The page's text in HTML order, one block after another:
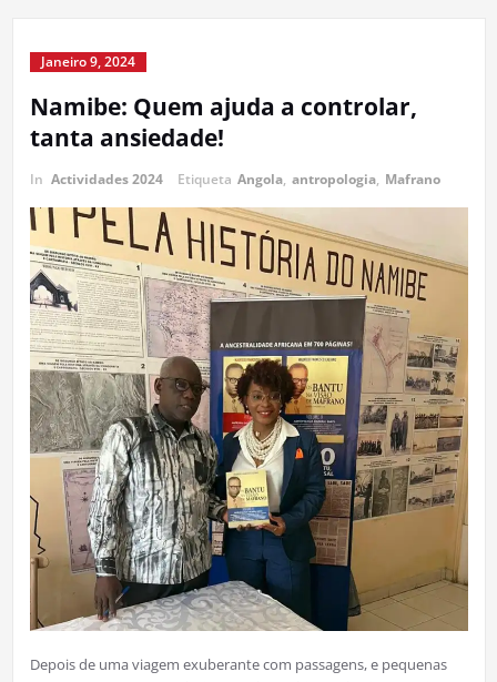
Janeiro 9, 2024
Namibe: Quem ajuda a controlar,
tanta ansiedade!
In Actividades 2024 Etiqueta Angola, antropologia, Mafrano
Depois de uma viagem exuberante com passagens, e pequenas